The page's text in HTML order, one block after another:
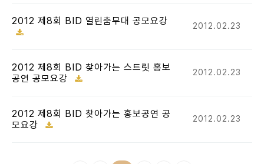
2012 제8회 BID 열린춤무대 공모요강 2012.02.23
2012 제8회 BID 찾아가는 스트릿 홍보
공연 공모요강
2012.02.23
2012 제8회 BID 찾아가는 홍보공연 공
모요강
2012.02.23